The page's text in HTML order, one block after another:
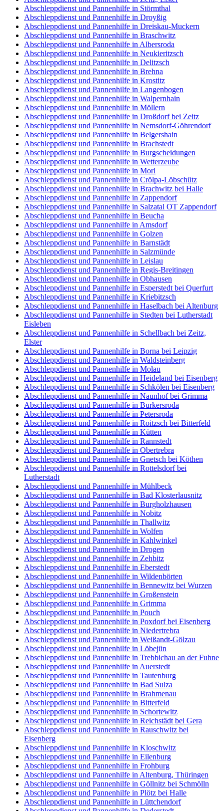
Abschleppdienst und Pannenhilfe in Störmthal
Abschleppdienst und Pannenhilfe in Droyßig
Abschleppdienst und Pannenhilfe in Dreiskau-Muckern
Abschleppdienst und Pannenhilfe in Braschwitz
Abschleppdienst und Pannenhilfe in Albersroda
Abschleppdienst und Pannenhilfe in Neukieritzsch
Abschleppdienst und Pannenhilfe in Delitzsch
Abschleppdienst und Pannenhilfe in Brehna
Abschleppdienst und Pannenhilfe in Krostitz
Abschleppdienst und Pannenhilfe in Langenbogen
Abschleppdienst und Pannenhilfe in Walpernhain
Abschleppdienst und Pannenhilfe in Möllern
Abschleppdienst und Pannenhilfe in Droßdorf bei Zeitz
Abschleppdienst und Pannenhilfe in Nemsdorf-Göhrendorf
Abschleppdienst und Pannenhilfe in Belgershain
Abschleppdienst und Pannenhilfe in Brachstedt
Abschleppdienst und Pannenhilfe in Burgscheidungen
Abschleppdienst und Pannenhilfe in Wetterzeube
Abschleppdienst und Pannenhilfe in Morl
Abschleppdienst und Pannenhilfe in Crölpa-Löbschütz
Abschleppdienst und Pannenhilfe in Brachwitz bei Halle
Abschleppdienst und Pannenhilfe in Zappendorf
Abschleppdienst und Pannenhilfe in Salzatal OT Zappendorf
Abschleppdienst und Pannenhilfe in Beucha
Abschleppdienst und Pannenhilfe in Amsdorf
Abschleppdienst und Pannenhilfe in Golzen
Abschleppdienst und Pannenhilfe in Barnstädt
Abschleppdienst und Pannenhilfe in Salzmünde
Abschleppdienst und Pannenhilfe in Leislau
Abschleppdienst und Pannenhilfe in Regis-Breitingen
Abschleppdienst und Pannenhilfe in Obhausen
Abschleppdienst und Pannenhilfe in Esperstedt bei Querfurt
Abschleppdienst und Pannenhilfe in Kriebitzsch
Abschleppdienst und Pannenhilfe in Haselbach bei Altenburg
Abschleppdienst und Pannenhilfe in Stedten bei Lutherstadt
Eisleben
Abschleppdienst und Pannenhilfe in Schellbach bei Zeitz,
Elster
Abschleppdienst und Pannenhilfe in Borna bei Leipzig
Abschleppdienst und Pannenhilfe in Waldsteinberg
Abschleppdienst und Pannenhilfe in Molau
Abschleppdienst und Pannenhilfe in Heideland bei Eisenberg
Abschleppdienst und Pannenhilfe in Schkölen bei Eisenberg
Abschleppdienst und Pannenhilfe in Naunhof bei Grimma
Abschleppdienst und Pannenhilfe in Burkersroda
Abschleppdienst und Pannenhilfe in Petersroda
Abschleppdienst und Pannenhilfe in Roitzsch bei Bitterfeld
Abschleppdienst und Pannenhilfe in Kütten
Abschleppdienst und Pannenhilfe in Rannstedt
Abschleppdienst und Pannenhilfe in Obertrebra
Abschleppdienst und Pannenhilfe in Gnetsch bei Köthen
Abschleppdienst und Pannenhilfe in Rottelsdorf bei
Lutherstadt
Abschleppdienst und Pannenhilfe in Mühlbeck
Abschleppdienst und Pannenhilfe in Bad Klosterlausnitz
Abschleppdienst und Pannenhilfe in Burgholzhausen
Abschleppdienst und Pannenhilfe in Nobitz
Abschleppdienst und Pannenhilfe in Thallwitz
Abschleppdienst und Pannenhilfe in Wolfen
Abschleppdienst und Pannenhilfe in Kahlwinkel
Abschleppdienst und Pannenhilfe in Drogen
Abschleppdienst und Pannenhilfe in Zehbitz
Abschleppdienst und Pannenhilfe in Eberstedt
Abschleppdienst und Pannenhilfe in Wildenbörten
Abschleppdienst und Pannenhilfe in Bennewitz bei Wurzen
Abschleppdienst und Pannenhilfe in Großenstein
Abschleppdienst und Pannenhilfe in Grimma
Abschleppdienst und Pannenhilfe in Pouch
Abschleppdienst und Pannenhilfe in Poxdorf bei Eisenberg
Abschleppdienst und Pannenhilfe in Niedertrebra
Abschleppdienst und Pannenhilfe in Weißandt-Gölzau
Abschleppdienst und Pannenhilfe in Löbejün
Abschleppdienst und Pannenhilfe in Trebbichau an der Fuhne
Abschleppdienst und Pannenhilfe in Auerstedt
Abschleppdienst und Pannenhilfe in Tautenburg
Abschleppdienst und Pannenhilfe in Bad Sulza
Abschleppdienst und Pannenhilfe in Brahmenau
Abschleppdienst und Pannenhilfe in Bitterfeld
Abschleppdienst und Pannenhilfe in Schortewitz
Abschleppdienst und Pannenhilfe in Reichstädt bei Gera
Abschleppdienst und Pannenhilfe in Rauschwitz bei
Eisenberg
Abschleppdienst und Pannenhilfe in Kloschwitz
Abschleppdienst und Pannenhilfe in Eilenburg
Abschleppdienst und Pannenhilfe in Frohburg
Abschleppdienst und Pannenhilfe in Altenburg, Thüringen
Abschleppdienst und Pannenhilfe in Göllnitz bei Schmölln
Abschleppdienst und Pannenhilfe in Plötz bei Halle
Abschleppdienst und Pannenhilfe in Lüttchendorf